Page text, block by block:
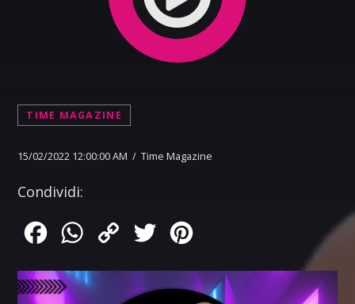
TIME MAGAZINE
15/02/2022 12:00:00 AM / Time Magazine
Condividi:
FacebookWhatsApp
Copy
Twitter